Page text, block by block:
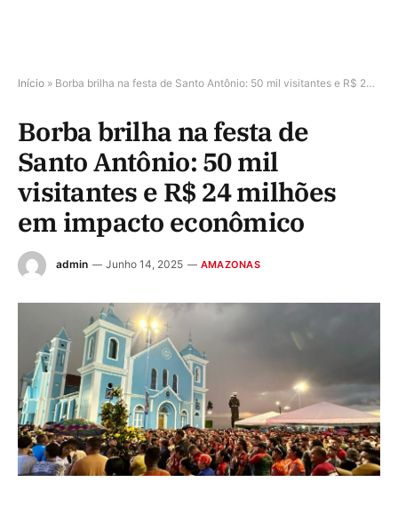
Início » Borba brilha na festa de Santo Antônio: 50 mil visitantes e R$ 24 milhões em impacto econômico
Borba brilha na festa de
Santo Antônio: 50 mil
visitantes e R$ 24 milhões
em impacto econômico
admin Junho 14, 2025 AMAZONAS